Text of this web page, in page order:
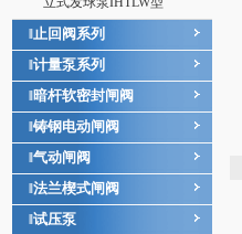
止回阀系列
计量泵系列
暗杆软密封闸阀
铸钢电动闸阀
气动闸阀
法兰楔式闸阀
试压泵